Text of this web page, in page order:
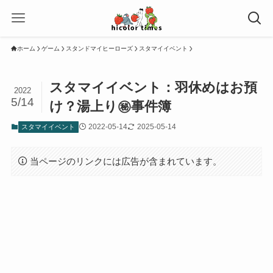
ホーム ゲーム スタンドマイヒーローズ スタマイイベント
スタマイイベント：羽休めはお預
け？湯上り㊙事件簿
2022
5/14
スタマイイベント 2022-05-14 2025-05-14
当ページのリンクには広告が含まれています。